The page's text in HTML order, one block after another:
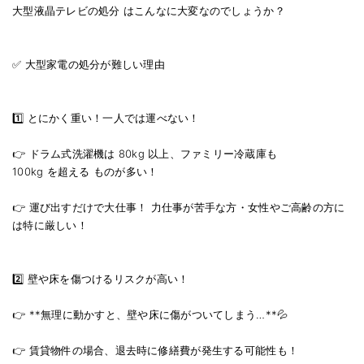
大型液晶テレビの処分 はこんなに大変なのでしょうか？
✅ 大型家電の処分が難しい理由
1️⃣ とにかく重い！一人では運べない！
👉 ドラム式洗濯機は 80kg 以上、ファミリー冷蔵庫も
100kg を超える ものが多い！
👉 運び出すだけで大仕事！ 力仕事が苦手な方・女性やご高齢の方に
は特に厳しい！
2️⃣ 壁や床を傷つけるリスクが高い！
👉 **無理に動かすと、壁や床に傷がついてしまう…**💦
👉 賃貸物件の場合、退去時に修繕費が発生する可能性も！